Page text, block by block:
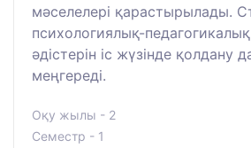
мәселелері қарастырылады.
психологиялық-
әдістерін іс жүзінде қолдану
меңгереді.
Оқу жылы - 2
Семестр - 1